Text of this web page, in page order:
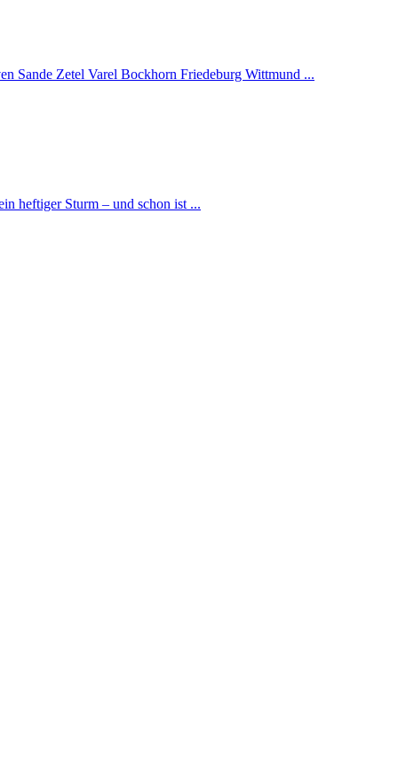
Sande Zetel Varel Bockhorn Friedeburg Wittmund ...
heftiger Sturm – und schon ist ...